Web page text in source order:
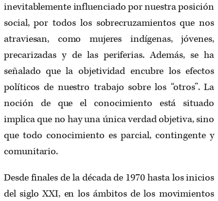
inevitablemente influenciado por nuestra posición
social, por todos los sobrecruzamientos que nos
atraviesan, como mujeres indígenas, jóvenes,
precarizadas y de las periferias. Además, se ha
señalado que la objetividad encubre los efectos
políticos de nuestro trabajo sobre los “otros”. La
noción de que el conocimiento está situado
implica que no hay una única verdad objetiva, sino
que todo conocimiento es parcial, contingente y
comunitario.
Desde finales de la década de 1970 hasta los inicios
del siglo XXI, en los ámbitos de los movimientos